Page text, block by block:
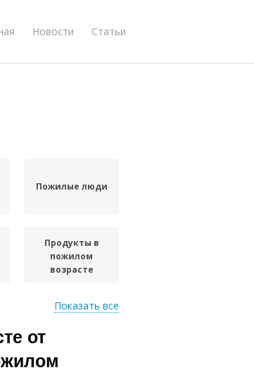
Новости Статьи
Пожилые люди
Продукты в
пожилом
возрасте
пожилых людей
Показать все
от